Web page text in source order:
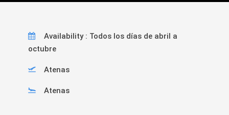
Availability : Todos los días de abril a
octubre
Atenas
Atenas